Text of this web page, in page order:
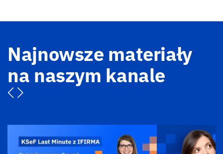
Najnowsze materiały
na naszym kanale